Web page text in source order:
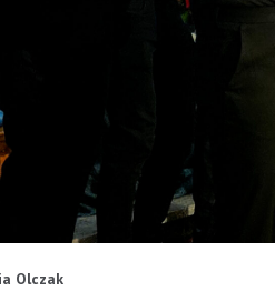
Olczak